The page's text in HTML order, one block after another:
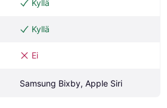
Kyllä
Kyllä
Ei
Samsung Bixby, Apple Siri